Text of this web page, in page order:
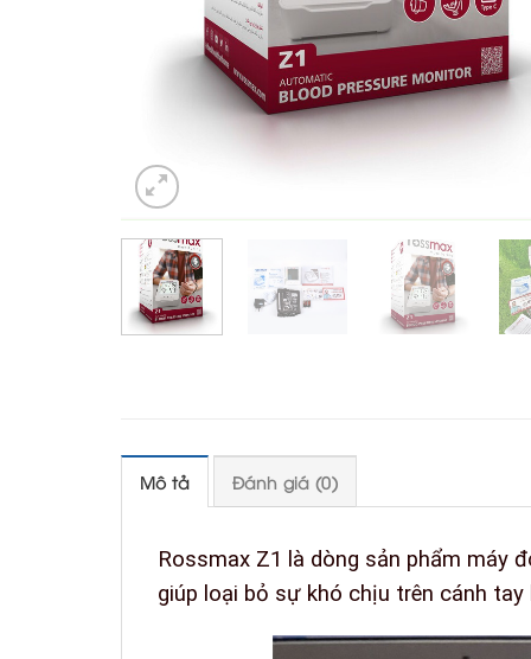
Mô tả Đánh giá (0)
Rossmax Z1 là dòng sản phẩm máy
giúp loại bỏ sự khó chịu trên cánh